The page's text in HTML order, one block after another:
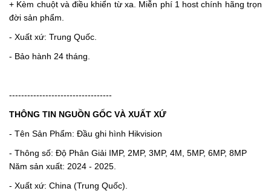
+ Kèm chuột và điều khiển từ xa. Miễn phí 1 host chính hãng trọn
đời sản phẩm.
- Xuất xứ: Trung Quốc.
- Bảo hành 24 tháng.
----------------------------------
THÔNG TIN NGUỒN GỐC VÀ XUẤT XỨ
- Tên Sản Phẩm: Đầu ghi hình Hikvision
- Thông số: Độ Phân Giải IMP, 2MP, 3MP, 4M, 5MP, 6MP, 8MP
Năm sản xuất: 2024 - 2025.
- Xuất xứ: China (Trung Quốc).